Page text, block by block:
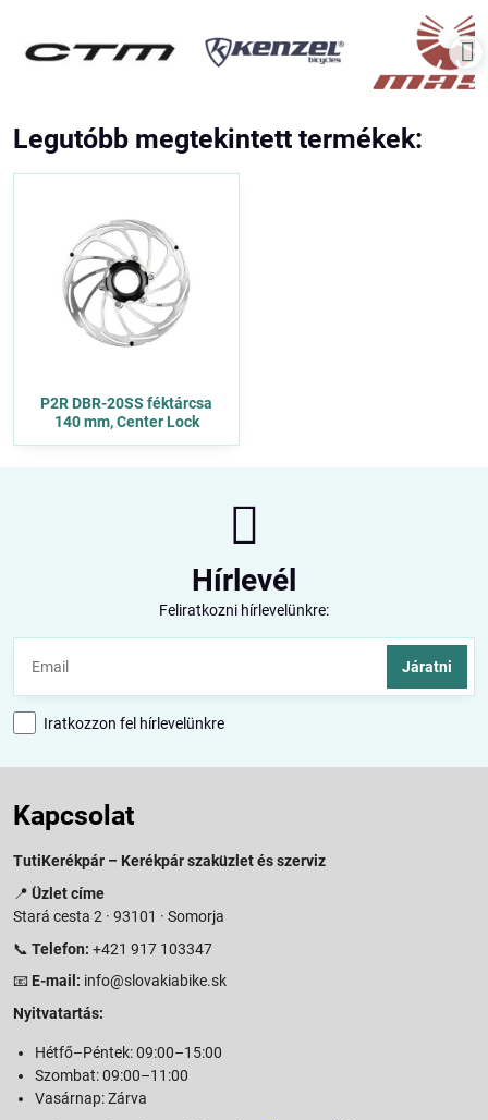
Legutóbb megtekintett termékek:
P2R DBR-20SS féktárcsa
140 mm, Center Lock
Hírlevél
Feliratkozni hírlevelünkre:
Járatni
Iratkozzon fel hírlevelünkre
Kapcsolat
TutiKerékpár – Kerékpár szaküzlet és szerviz
📍 Üzlet címe
Stará cesta 2 · 93101 · Somorja
📞 Telefon: +421 917 103347
📧 E-mail: info@slovakiabike.sk
Nyitvatartás:
Hétfő–Péntek: 09:00–15:00
Szombat: 09:00–11:00
Vasárnap: Zárva